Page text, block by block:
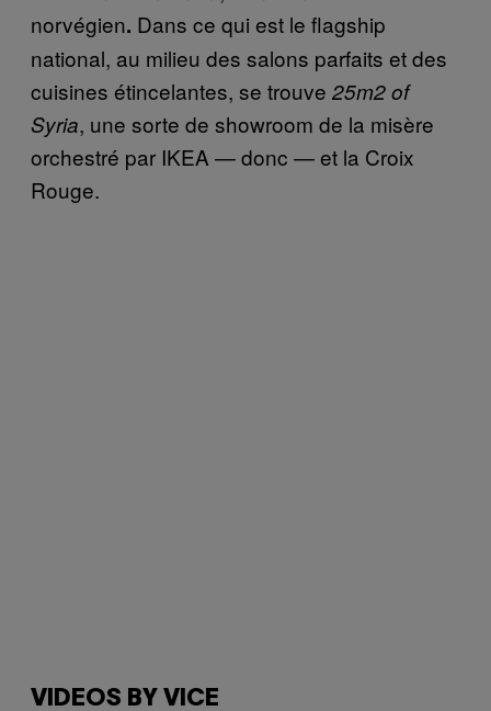
norvégien. Dans ce qui est le flagship
national, au milieu des salons parfaits et des
cuisines étincelantes, se trouve 25m2 of
Syria, une sorte de showroom de la misère
orchestré par IKEA — donc — et la Croix
Rouge.
VIDEOS BY VICE